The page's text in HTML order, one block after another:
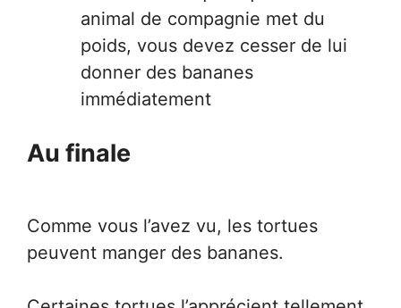
animal de compagnie met du
poids, vous devez cesser de lui
donner des bananes
immédiatement
Au finale
Comme vous l’avez vu, les tortues
peuvent manger des bananes.